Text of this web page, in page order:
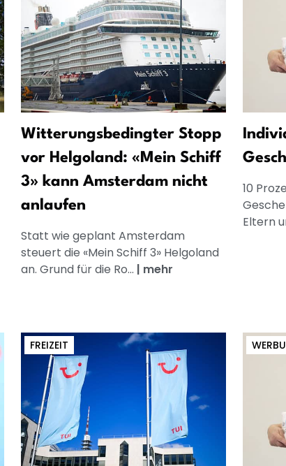
Witterungsbedingter Stopp
vor Helgoland: «Mein Schiff
3» kann Amsterdam nicht
anlaufen
Statt wie geplant Amsterdam
steuert die «Mein Schiff 3» Helgoland
an. Grund für die Ro... | mehr
10
Eltern
FREIZEIT